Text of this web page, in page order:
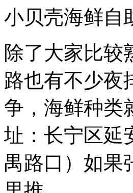
小贝壳海鲜自
除了大家比较
路也有不少夜
争，海鲜种类
址：长宁区延
禺路口）如果